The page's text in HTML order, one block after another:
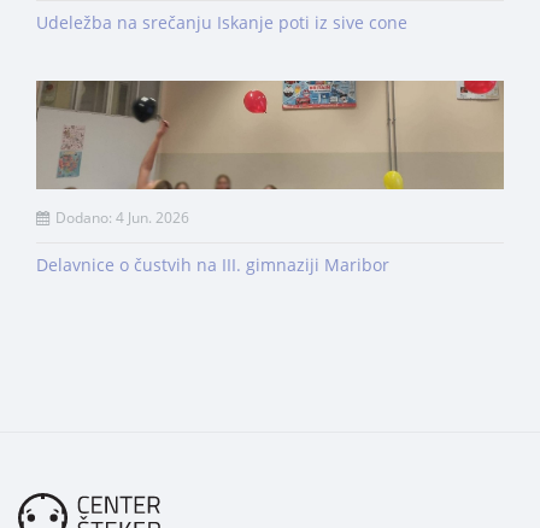
Udeležba na srečanju Iskanje poti iz sive cone
Dodano: 4 Jun. 2026
Delavnice o čustvih na III. gimnaziji Maribor